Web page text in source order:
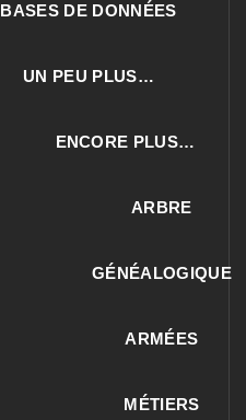
BASES DE DONNÉES
UN PEU PLUS…
ENCORE PLUS…
ARBRE
GÉNÉALOGIQUE
ARMÉES
MÉTIERS